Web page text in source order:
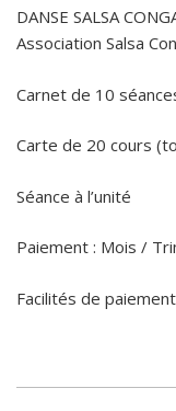
DANSE SALSA
Association Salsa
Carnet de 10
Carte de 20 cours
Séance à l’unité
Paiement : Mois /
Facilités de